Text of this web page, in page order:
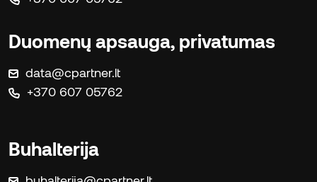
Duomenų apsauga, privatumas
data@cpartner.lt
+370 607 05762
Buhalterija